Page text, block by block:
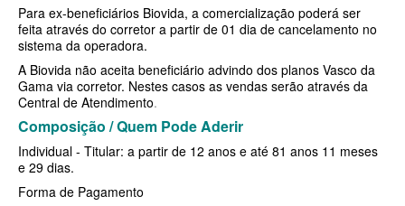
SÃO CRISTOVÃO PLANO DE SAÚDE INDIVIDUAL
STA CASA MAUÁ PLANO DE SAÚDE INDIVIDUAL
TOTAL MEDCARE PLANO DE SAÚDE INDIVIDUAL
TRASMONTANO PLANO DE SAÚDE INDIVIDUAL
ÚNICA PLANO DE SAÚDE INDIVIDUAL
Para ex-beneficiários Biovida, a comercialização poderá ser
feita através do corretor a partir de 01 dia de cancelamento no
sistema da operadora.
A Biovida não aceita beneficiário advindo dos planos Vasco da
Gama via corretor. Nestes casos as vendas serão através da
Central de Atendimento.
Composição / Quem Pode Aderir
Individual - Titular: a partir de 12 anos e até 81 anos 11 meses
e 29 dias.
Forma de Pagamento